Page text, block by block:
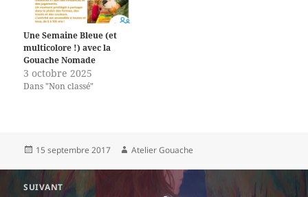
Une Semaine Bleue (et
multicolore !) avec la
Gouache Nomade
3 octobre 2025
Dans "Non classé"
Publié
15 septembre 2017 Auteur
Atelier Gouache
SUIVANT